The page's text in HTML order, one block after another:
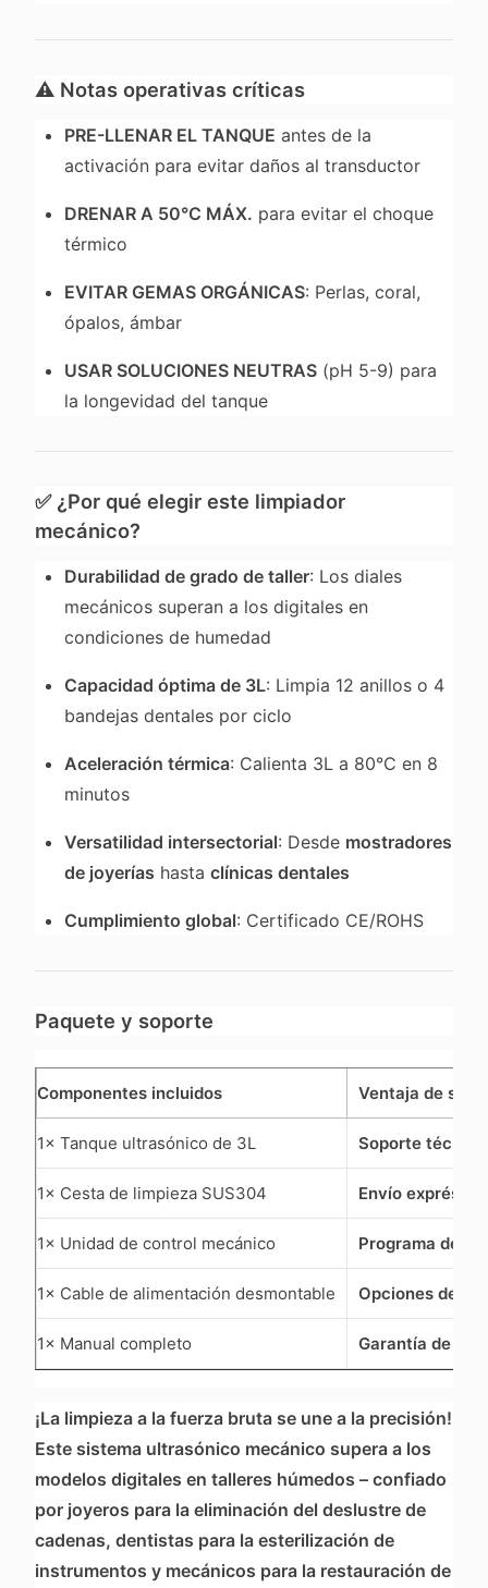
⚠️ Notas operativas críticas
PRE-LLENAR EL TANQUE antes de la
activación para evitar daños al transductor
DRENAR A 50°C MÁX. para evitar el choque
térmico
EVITAR GEMAS ORGÁNICAS: Perlas, coral,
ópalos, ámbar
USAR SOLUCIONES NEUTRAS (pH 5-9) para
la longevidad del tanque
✅ ¿Por qué elegir este limpiador
mecánico?
Durabilidad de grado de taller: Los diales
mecánicos superan a los digitales en
condiciones de humedad
Capacidad óptima de 3L: Limpia 12 anillos o 4
bandejas dentales por ciclo
Aceleración térmica: Calienta 3L a 80°C en 8
minutos
Versatilidad intersectorial: Desde mostradores
de joyerías hastaclínicas dentales
Cumplimiento global: Certificado CE/ROHS
Paquete y soporte
Componentes incluidos Ventaja de
1× Tanque ultrasónico de 3L Soporte
1× Cesta de limpieza SUS304 Envío exprés
1× Unidad de control mecánico Programa de
1× Cable de alimentación desmontable Opciones de
1× Manual completo Garantía de 18
¡La limpieza a la fuerza bruta se une a la precisión!
Este sistema ultrasónico mecánico supera a los
modelos digitales en talleres húmedos – confiado
por joyeros para la eliminación del deslustre de
cadenas, dentistas para la esterilización de
instrumentos y mecánicos para la restauración de